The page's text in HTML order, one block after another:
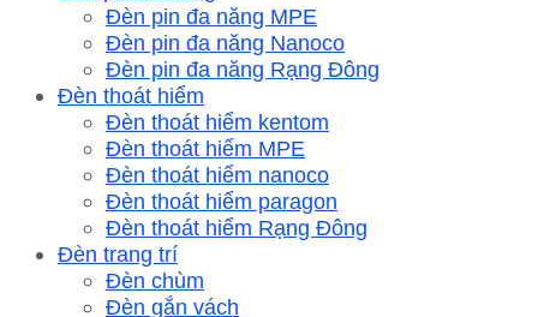
Đèn pin đa năng MPE
Đèn pin đa năng Nanoco
Đèn pin đa năng Rạng Đông
Đèn thoát hiểm
Đèn thoát hiểm kentom
Đèn thoát hiểm MPE
Đèn thoát hiểm nanoco
Đèn thoát hiểm paragon
Đèn thoát hiểm Rạng Đông
Đèn trang trí
Đèn chùm
Đèn gắn vách